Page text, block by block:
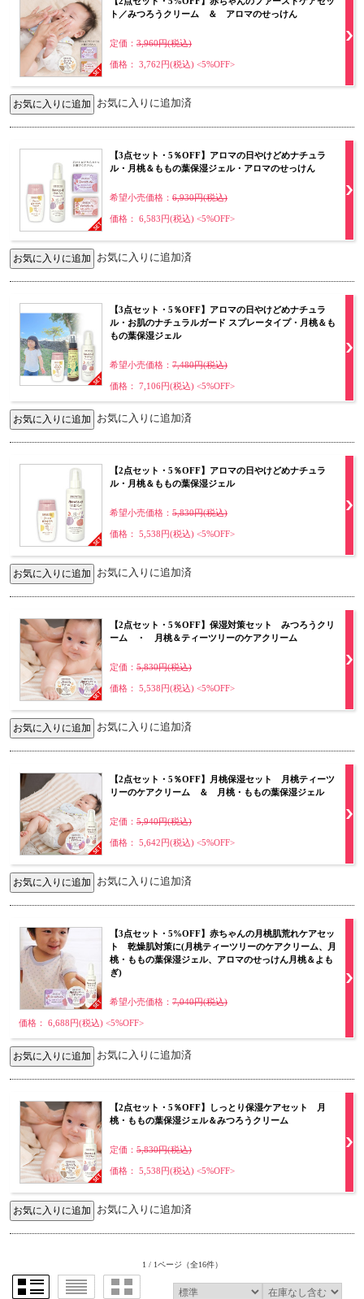
ト／みつろうクリーム ＆ アロマのせっけん
定価： 3,960円(税込)
価格： 3,762円(税込) <5%OFF>
お気に入りに追加済
【3点セット・5％OFF】アロマの日やけどめナチュラ
ル・月桃＆ももの葉保湿ジェル・アロマのせっけん
希望小売価格： 6,930円(税込)
価格： 6,583円(税込) <5%OFF>
お気に入りに追加済
【3点セット・5％OFF】アロマの日やけどめナチュラ
ル・お肌のナチュラルガード スプレータイプ・月桃＆も
もの葉保湿ジェル
希望小売価格： 7,480円(税込)
価格： 7,106円(税込) <5%OFF>
お気に入りに追加済
【2点セット・5％OFF】アロマの日やけどめナチュラ
ル・月桃＆ももの葉保湿ジェル
希望小売価格： 5,830円(税込)
価格： 5,538円(税込) <5%OFF>
お気に入りに追加済
【2点セット・5％OFF】保湿対策セット みつろうクリ
ーム ・ 月桃＆ティーツリーのケアクリーム
定価： 5,830円(税込)
価格： 5,538円(税込) <5%OFF>
お気に入りに追加済
【2点セット・5％OFF】月桃保湿セット 月桃ティーツ
リーのケアクリーム ＆ 月桃・ももの葉保湿ジェル
定価： 5,940円(税込)
価格： 5,642円(税込) <5%OFF>
お気に入りに追加済
【3点セット・5%OFF】赤ちゃんの月桃肌荒れケアセッ
ト 乾燥肌対策に(月桃ティーツリーのケアクリーム、月
桃・ももの葉保湿ジェル、アロマのせっけん月桃＆よも
ぎ)
希望小売価格： 7,040円(税込)
価格： 6,688円(税込) <5%OFF>
お気に入りに追加済
【2点セット・5％OFF】しっとり保湿ケアセット 月
桃・ももの葉保湿ジェル＆みつろうクリーム
定価： 5,830円(税込)
価格： 5,538円(税込) <5%OFF>
お気に入りに追加済
1 / 1ページ （全16件）